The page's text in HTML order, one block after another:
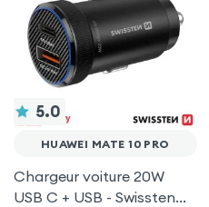
5.0
HUAWEI MATE 10 PRO
Chargeur voiture 20W
USB C + USB - Swissten